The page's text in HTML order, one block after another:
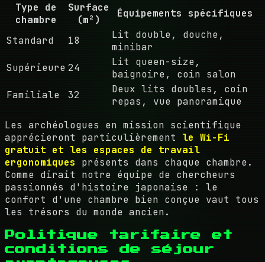
Type de
chambre
Surface
(m²)
Équipements spécifiques
Standard 18
Lit double, douche,
minibar
Supérieure 24
Lit queen-size,
baignoire, coin salon
Familiale
32
Deux lits doubles, coin
repas, vue panoramique
Les archéologues en mission scientifique
apprécieront particulièrement le Wi-Fi
gratuit et les espaces de travail
ergonomiques présents dans chaque chambre.
Comme dirait notre équipe de chercheurs
passionnés d'histoire japonaise : le
confort d'une chambre bien conçue vaut tous
les trésors du monde ancien.
Politique tarifaire et
conditions de séjour